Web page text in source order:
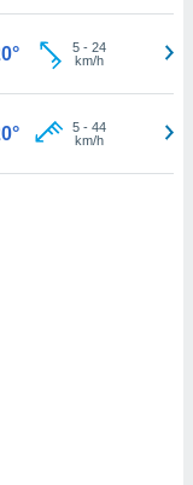
5- 24
km/h
5- 44
km/h